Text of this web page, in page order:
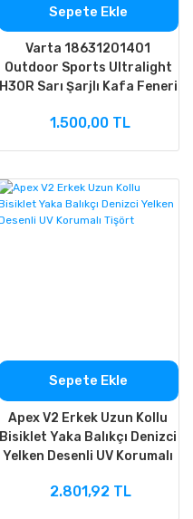
Sepete Ekle
Varta 18631201401
Outdoor Sports Ultralight
H30R Sarı Şarjlı Kafa Feneri
1.500,00 TL
Sepete Ekle
Apex V2 Erkek Uzun Kollu
Bisiklet Yaka Balıkçı Denizci
Yelken Desenli UV Korumalı
2.801,92 TL